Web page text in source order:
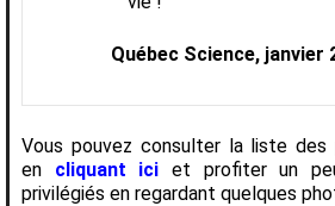
Québec Science, janvier
Vous pouvez consulter la liste des
en cliquant ici et profiter un
privilégiés en regardant quelques